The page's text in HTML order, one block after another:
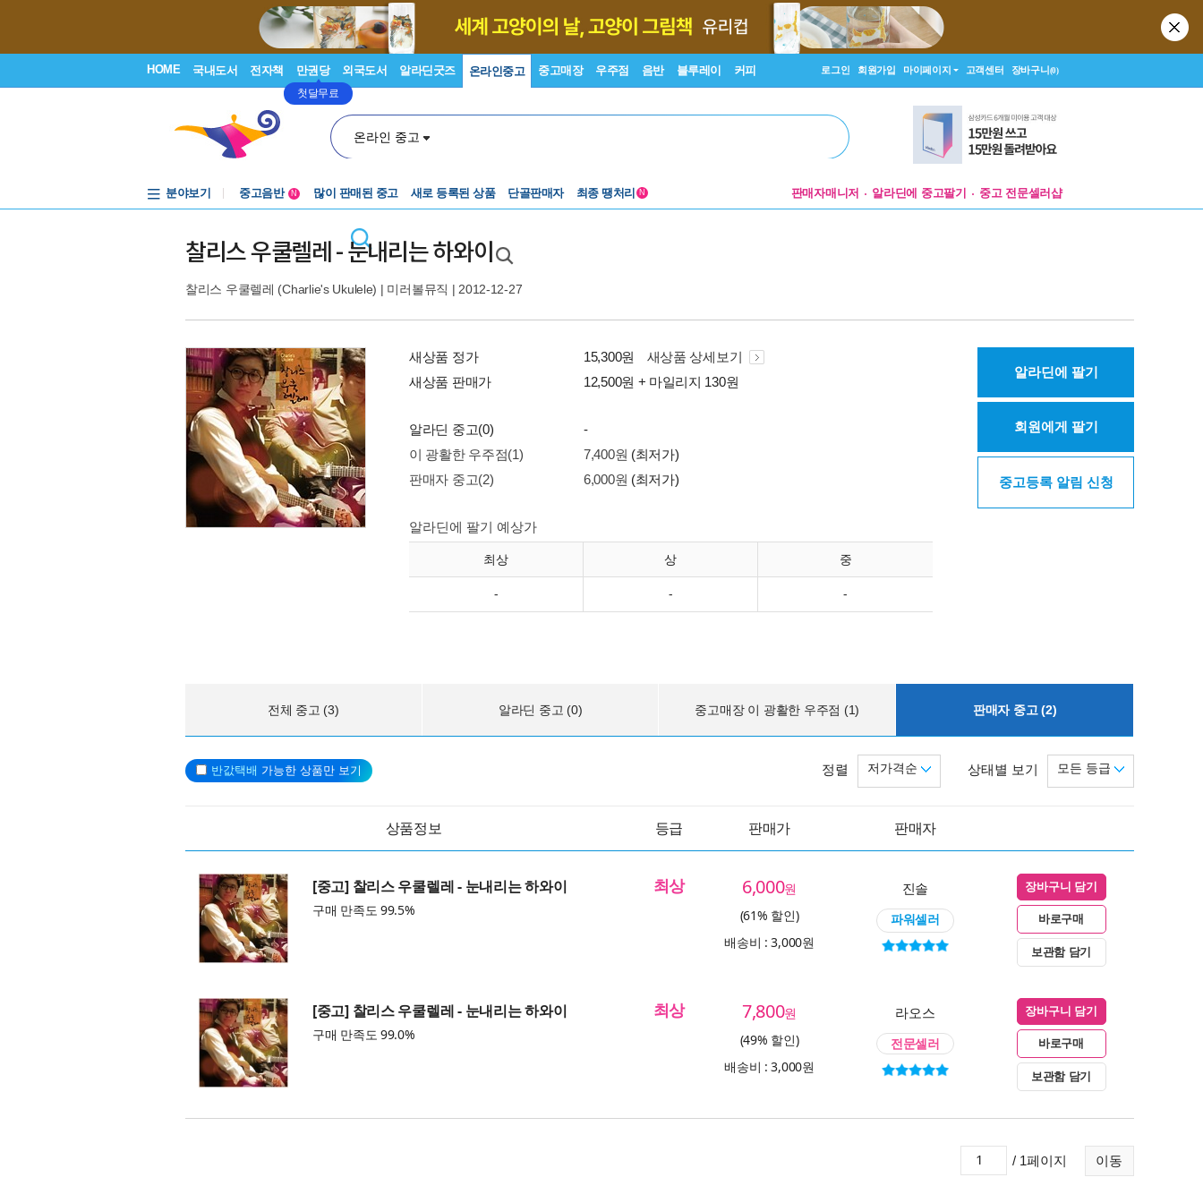
HOME 국내도서 전자책 만권당
첫달무료
외국도서 알라딘굿즈 온라인중고 중고매장 우주점 음반 블루레이 커피 로그인 회원가입 마이페이지 고객센터 장바구니(0)
온라인 중고
분야보기
중고음반
N 많이 판매된 중고 새로 등록된 상품 단골판매자 최종 땡처리 N 판매자매니저 알라딘에 중고팔기 중고 전문셀러샵
찰리스 우쿨렐레 - 눈내리는 하와이
찰리스 우쿨렐레 (Charlie's Ukulele) | 미러볼뮤직 | 2012-12-27
새상품 정가 15,300원
새상품 상세보기
새상품 판매가
12,500원 + 마일리지 130원
알라딘 중고(0)
-
이 광활한 우주점(1)
7,400원 (최저가)
판매자 중고(2)
6,000원 (최저가)
알라딘에 팔기 예상가
최상 상 중
- - -
알라딘에 팔기
회원에게 팔기
중고등록 알림 신청
전체 중고 (3) 알라딘 중고 (0) 중고매장 이 광활한 우주점 (1) 판매자 중고 (2)
반값택배 가능한 상품만 보기 상태별 보기 모든 등급
정렬 저가격순
상품정보 등급 판매가 판매자
[중고] 찰리스 우쿨렐레 - 눈내리는 하와이
구매 만족도 99.5%
최상 6,000원
(61% 할인)
배송비 : 3,000원
진솔
파워셀러
장바구니 담기
바로구매
보관함 담기
[중고] 찰리스 우쿨렐레 - 눈내리는 하와이
구매 만족도 99.0%
최상 7,800원
(49% 할인)
배송비 : 3,000원
라오스
전문셀러
장바구니 담기
바로구매
보관함 담기
이동
/ 1페이지